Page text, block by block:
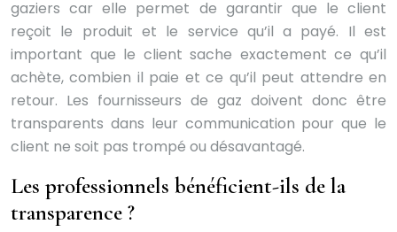
gaziers car elle permet de garantir que le client
reçoit le produit et le service qu’il a payé. Il est
important que le client sache exactement ce qu’il
achète, combien il paie et ce qu’il peut attendre en
retour. Les fournisseurs de gaz doivent donc être
transparents dans leur communication pour que le
client ne soit pas trompé ou désavantagé.
Les professionnels bénéficient-ils de la
transparence ?